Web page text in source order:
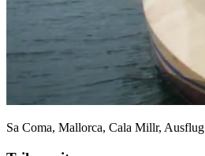
Sa Coma, Mallorca, Cala Millr, Ausflug